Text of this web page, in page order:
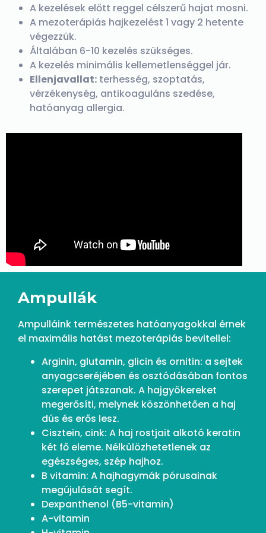
A kezelések előtt reggel célszerű hajat mosni.
A mezoterápiás hajkezelést 1 vagy 2 hetente
végezzük.
Általában 6-10 kezelés szükséges.
A kezelés minimális kellemetlenséggel jár.
Ellenjavallat: terhesség, szoptatás,
vérzékenység, antikoaguláns szedése,
hatóanyag allergia.
Ampullák
Ampulláink természetes hatóanyagokkal érnek
el maximális hatást mezoterápiás bevitellel:
Arginin, glutamin, glicin és ornitin: a sejtek
anyagcseréjében és osztódásában fontos
szerepet játszanak. A hajgyökereket
megerősíti, melynek köszönhetően a haj
dús és erős lesz.
Cisztein, cink: A haj rostjait alkotó keratin
két fő eleme. Nélkülözhetetlenek az
egészséges, szép hajhoz.
B vitamin: A hajhagymák pórusainak
megújulását segít.
Dexpanthenol (B5-vitamin)
A-vitamin